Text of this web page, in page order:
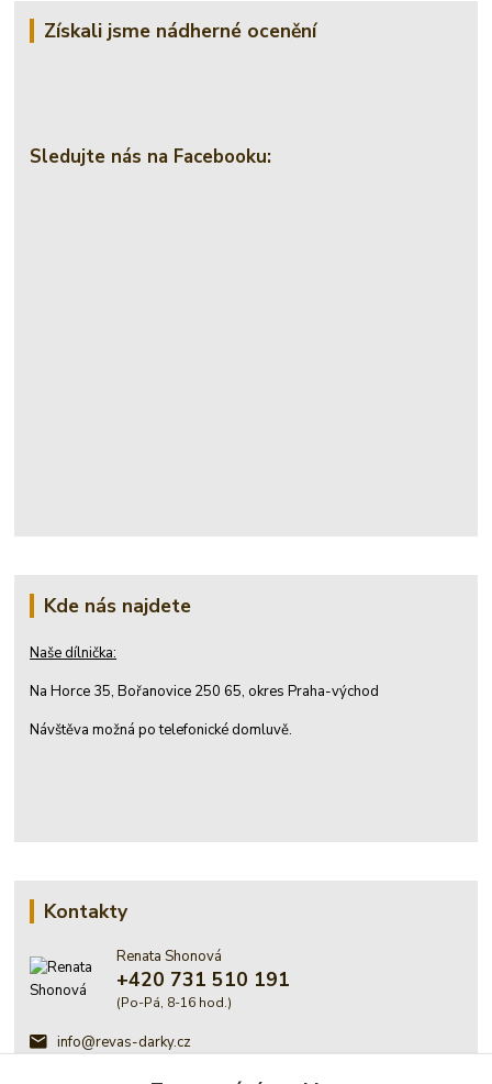
Získali jsme nádherné ocenění
Sledujte nás na Facebooku:
Kde nás najdete
Naše dílnička:
Na Horce 35, Bořanovice 250 65, okres Praha-východ
Návštěva možná po telefonické domluvě.
Kontakty
Renata Shonová
+420 731 510 191
(Po-Pá, 8-16 hod.)
info@revas-darky.cz